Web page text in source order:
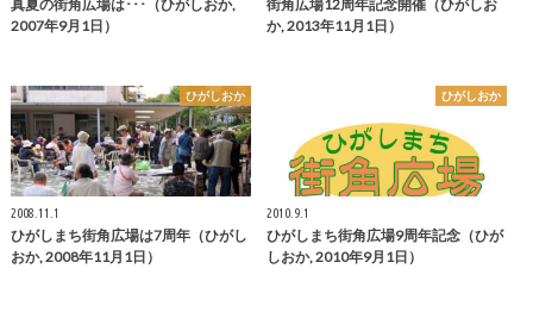
真夏の街角広場は･･･（ひがしおか,
2007年9月1日）
街角広場12周年記念開催（ひがしお
か, 2013年11月1日）
ひがしおか
2008.11.1
ひがしまち街角広場は7周年（ひがし
おか, 2008年11月1日）
ひがしおか
2010.9.1
ひがしまち街角広場9周年記念（ひが
しおか, 2010年9月1日）